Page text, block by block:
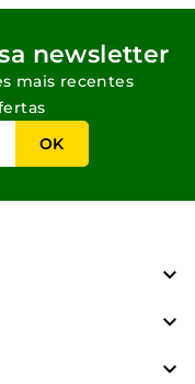
newsletter
mais recentes


